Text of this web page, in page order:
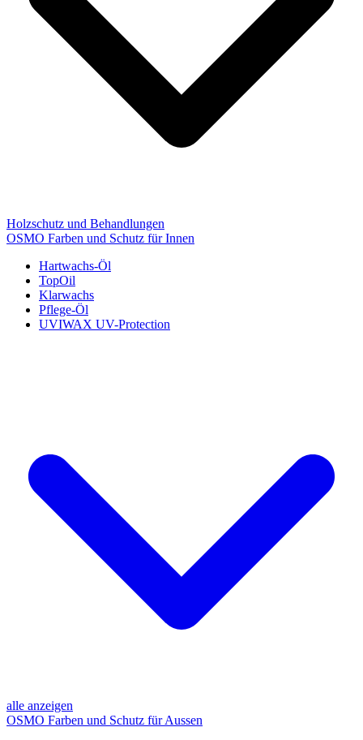
Holzschutz und Behandlungen
OSMO Farben und Schutz für Innen
Hartwachs-Öl
TopOil
Klarwachs
Pflege-Öl
UVIWAX UV-Protection
alle anzeigen
OSMO Farben und Schutz für Aussen